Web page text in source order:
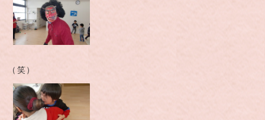
（笑）